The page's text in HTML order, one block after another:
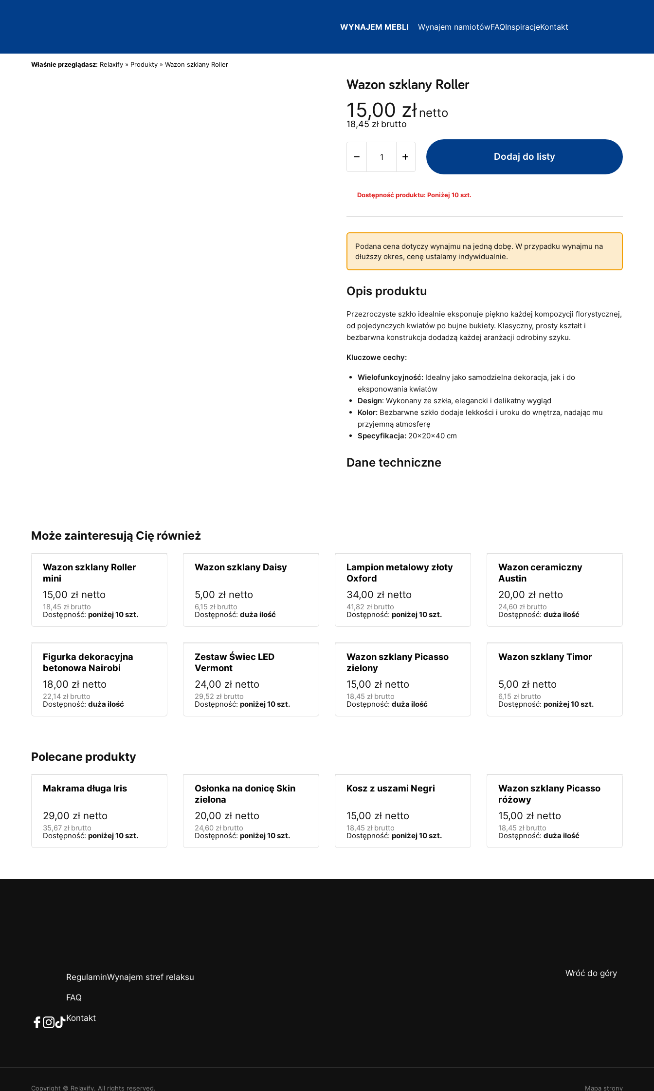
WYNAJEM MEBLI Wynajem namiotówFAQInspiracjeKontakt
Właśnie przeglądasz: Relaxify » Produkty » Wazon szklany Roller
Wazon szklany Roller
15,00 zł netto
18,45 złbrutto
Dodaj do listy
Dostępność produktu: Poniżej 10 szt.
Podana cena dotyczy wynajmu na jedną dobę. W przypadku wynajmu na
dłuższy okres, cenę ustalamy indywidualnie.
Opis produktu
Przezroczyste szkło idealnie eksponuje piękno każdej kompozycji florystycznej,
od pojedynczych kwiatów po bujne bukiety. Klasyczny, prosty kształt i
bezbarwna konstrukcja dodadzą każdej aranżacji odrobiny szyku.
Kluczowe cechy:
Wielofunkcyjność:Idealny jako samodzielna dekoracja, jak i do
eksponowania kwiatów
Design: Wykonany ze szkła, elegancki i delikatny wygląd
Kolor: Bezbarwne szkło dodaje lekkości i uroku do wnętrza, nadając mu
przyjemną atmosferę
Specyfikacja: 20x20x40 cm
Dane techniczne
Może zainteresują Cię również
Wazon szklany Roller
mini
15,00 zł netto
18,45 złbrutto
Dostępność: poniżej 10 szt.
Wazon szklany Daisy
5,00 zł netto
6,15 złbrutto
Dostępność: duża ilość
Lampion metalowy złoty
Oxford
34,00 zł netto
41,82 złbrutto
Dostępność: poniżej 10 szt.
Wazon ceramiczny
Austin
20,00 zł netto
24,60 złbrutto
Dostępność: duża ilość
Figurka dekoracyjna
betonowa Nairobi
18,00 zł netto
22,14 złbrutto
Dostępność: duża ilość
Zestaw Świec LED
Vermont
24,00 zł netto
29,52 złbrutto
Dostępność: poniżej 10 szt.
Wazon szklany Picasso
zielony
15,00 zł netto
18,45 złbrutto
Dostępność: duża ilość
Wazon szklany Timor
5,00 zł netto
6,15 złbrutto
Dostępność: poniżej 10 szt.
Polecane produkty
Makrama długa Iris
29,00 zł netto
35,67 złbrutto
Dostępność: poniżej 10 szt.
Osłonka na donicę Skin
zielona
20,00 zł netto
24,60 złbrutto
Dostępność: poniżej 10 szt.
Kosz z uszami Negri
15,00 zł netto
18,45 złbrutto
Dostępność: poniżej 10 szt.
Wazon szklany Picasso
różowy
15,00 zł netto
18,45 złbrutto
Dostępność: duża ilość
Regulamin
FAQ
Kontakt
Wynajem stref relaksu Wróć do góry
Copyright © Relaxify. All rights reserved. Mapa strony